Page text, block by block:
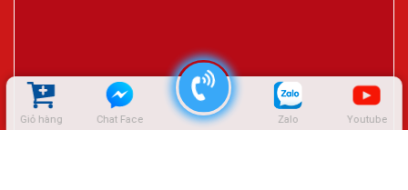
Giỏ hàng Chat Face Zalo Youtube